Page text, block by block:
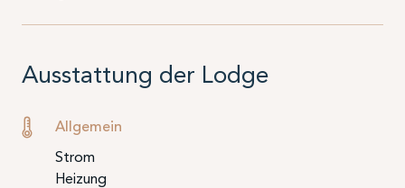
Ausstattung der Lodge
Allgemein
Strom
Heizung